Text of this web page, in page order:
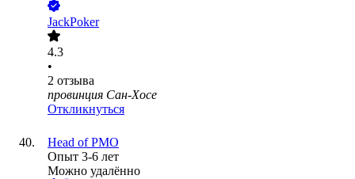
JackPoker
4.3
•
2 отзыва
провинция Сан-Хосе
Откликнуться
Head of PMO
Опыт 3-6 лет
Можно удалённо